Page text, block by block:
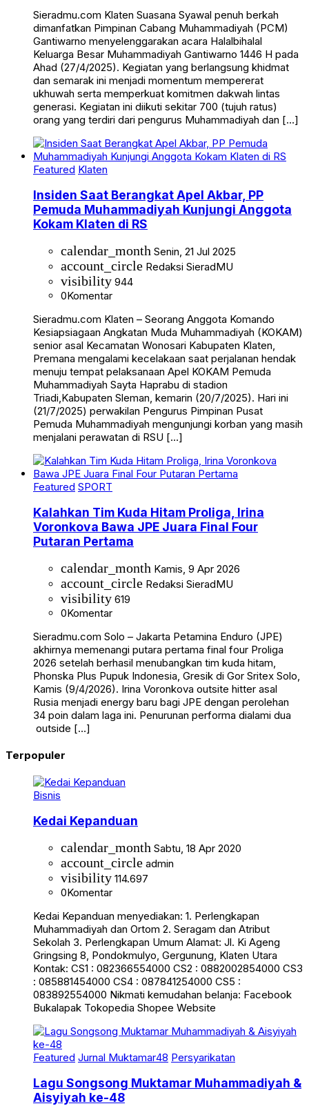
Sieradmu.com Klaten Suasana Syawal penuh berkah
dimanfatkan Pimpinan Cabang Muhammadiyah (PCM)
Gantiwarno menyelenggarakan acara Halalbihalal
Keluarga Besar Muhammadiyah Gantiwarno 1446 H pada
Ahad (27/4/2025). Kegiatan yang berlangsung khidmat
dan semarak ini menjadi momentum mempererat
ukhuwah serta memperkuat komitmen dakwah lintas
generasi. Kegiatan ini diikuti sekitar 700 (tujuh ratus)
orang yang terdiri dari pengurus Muhammadiyah dan […]
Featured Klaten
Insiden Saat Berangkat Apel Akbar, PP
Pemuda Muhammadiyah Kunjungi Anggota
Kokam Klaten di RS
calendar_month Senin, 21 Jul 2025
account_circle Redaksi SieradMU
visibility 944
0Komentar
Sieradmu.com Klaten – Seorang Anggota Komando
Kesiapsiagaan Angkatan Muda Muhammadiyah (KOKAM)
senior asal Kecamatan Wonosari Kabupaten Klaten,
Premana mengalami kecelakaan saat perjalanan hendak
menuju tempat pelaksanaan Apel KOKAM Pemuda
Muhammadiyah Sayta Haprabu di stadion
Triadi,Kabupaten Sleman, kemarin (20/7/2025). Hari ini
(21/7/2025) perwakilan Pengurus Pimpinan Pusat
Pemuda Muhammadiyah mengunjungi korban yang masih
menjalani perawatan di RSU […]
Featured SPORT
Kalahkan Tim Kuda Hitam Proliga, Irina
Voronkova Bawa JPE Juara Final Four
Putaran Pertama
calendar_month Kamis, 9 Apr 2026
account_circle Redaksi SieradMU
visibility 619
0Komentar
Sieradmu.com Solo – Jakarta Petamina Enduro (JPE)
akhirnya memenangi putara pertama final four Proliga
2026 setelah berhasil menubangkan tim kuda hitam,
Phonska Plus Pupuk Indonesia, Gresik di Gor Sritex Solo,
Kamis (9/4/2026). Irina Voronkova outsite hitter asal
Rusia menjadi energy baru bagi JPE dengan perolehan
34 poin dalam laga ini. Penurunan performa dialami dua
outside […]
Terpopuler
Bisnis
Kedai Kepanduan
calendar_month Sabtu, 18 Apr 2020
account_circle admin
visibility 114.697
0Komentar
Kedai Kepanduan menyediakan: 1. Perlengkapan
Muhammadiyah dan Ortom 2. Seragam dan Atribut
Sekolah 3. Perlengkapan Umum Alamat: Jl. Ki Ageng
Gringsing 8, Pondokmulyo, Gergunung, Klaten Utara
Kontak: CS1 : 082366554000 CS2 : 0882002854000 CS3
: 085881454000 CS4 : 087841254000 CS5 :
083892554000 Nikmati kemudahan belanja: Facebook
Bukalapak Tokopedia Shopee Website
Featured Jurnal Muktamar48 Persyarikatan
Lagu Songsong Muktamar Muhammadiyah &
Aisyiyah ke-48